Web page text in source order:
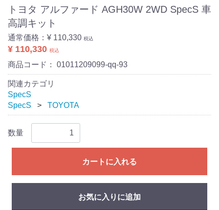
トヨタ アルファード AGH30W 2WD SpecS 車
高調キット
通常価格： ¥ 110,330 税込
¥ 110,330 税込
商品コード： 01011209099-qq-93
関連カテゴリ
SpecS
SpecS
TOYOTA
数量
カートに入れる
お気に入りに追加